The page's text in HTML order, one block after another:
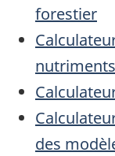
forestier
nutriments
des